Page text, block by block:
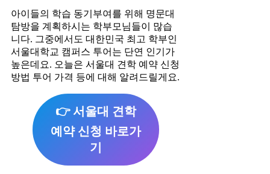
아이들의 학습 동기부여를 위해 명문대
탐방을 계획하시는 학부모님들이 많습
니다. 그중에서도 대한민국 최고 학부인
서울대학교 캠퍼스 투어는 단연 인기가
높은데요. 오늘은 서울대 견학 예약 신청
방법 투어 가격 등에 대해 알려드릴게요.
👉 서울대 견학
예약 신청 바로가
기